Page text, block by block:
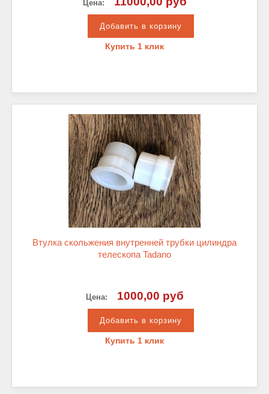
Цена:
Купить 1 клик
Втулка скольжения внутренней трубки цилиндра
телескопа Tadano
Цена: 1000,00 руб
Купить 1 клик